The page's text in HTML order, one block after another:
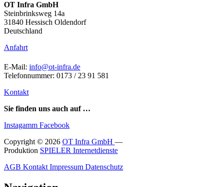
OT Infra GmbH
Steinbrinksweg 14a
31840 Hessisch Oldendorf
Deutschland
Anfahrt
E-Mail: info@ot-infra.de
Telefonnummer: 0173 / 23 91 581
Kontakt
Sie finden uns auch auf …
Instagamm Facebook
Copyright © 2026 OT Infra GmbH —
Produktion SPIELER Internetdienste
AGB Kontakt Impressum Datenschutz